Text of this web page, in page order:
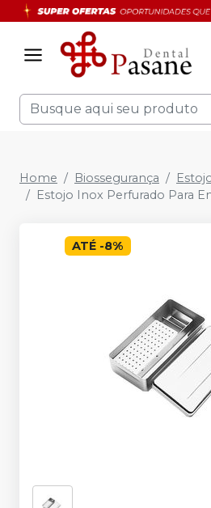
Home Biossegurança
Estojo Inox Perfurado Para
ATÉ -8%